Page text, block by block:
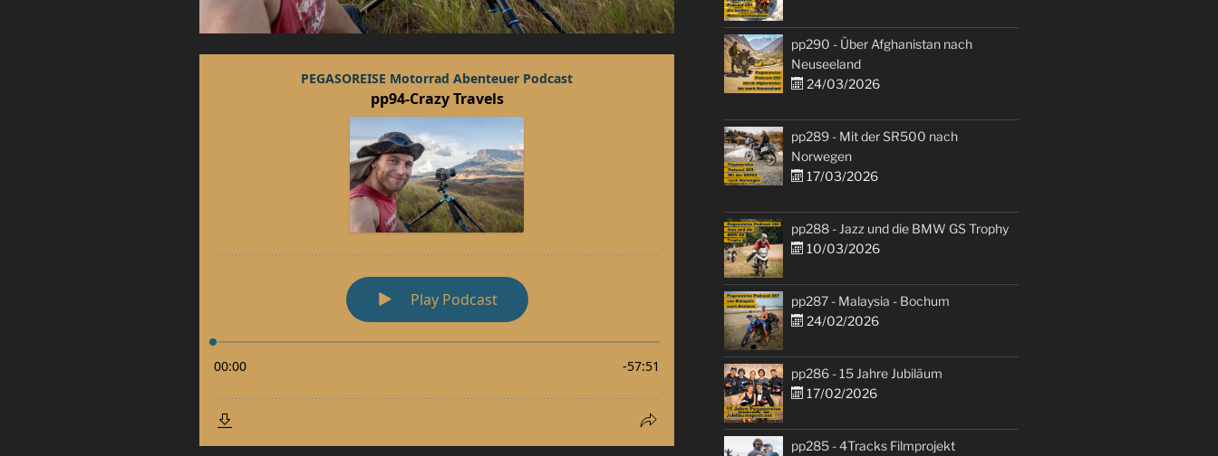
pp290 - Über Afghanistan nach
Neuseeland
24/03/2026
pp289 - Mit der SR500 nach
Norwegen
17/03/2026
pp288 - Jazz und die BMW GS Trophy
10/03/2026
pp287 - Malaysia - Bochum
24/02/2026
pp286 - 15 Jahre Jubiläum
17/02/2026
pp285 - 4Tracks Filmprojekt